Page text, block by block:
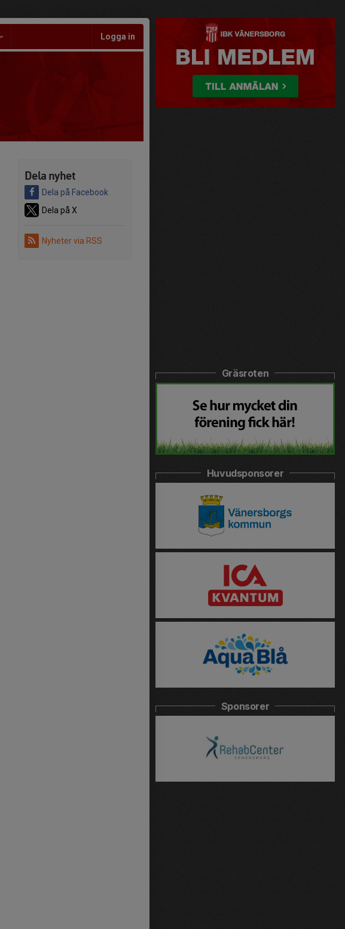
Logga in
Dela nyhet
Dela på Facebook
Dela på X
Nyheter via RSS
Gräsroten
Huvudsponsorer
Sponsorer